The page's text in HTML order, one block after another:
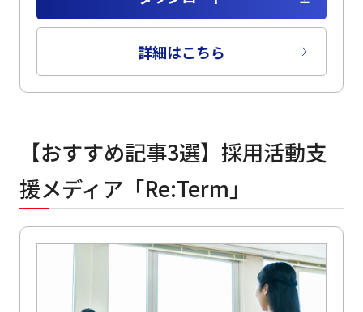
詳細はこちら
【おすすめ記事3選】採用活動支
援メディア「Re:Term」